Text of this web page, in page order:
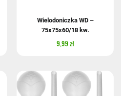
Wielodoniczka WD –
75x75x60/18 kw.
9,99 zł